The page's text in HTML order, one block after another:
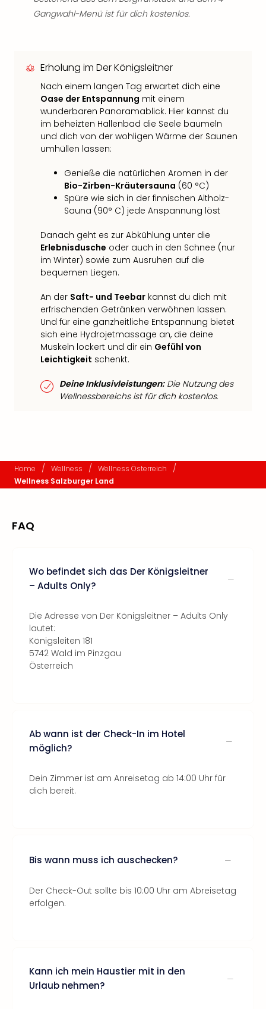
Gangwahl-Menü ist für dich kostenlos.
Erholung im Der Königsleitner
Nach einem langen Tag erwartet dich eine
Oase der Entspannung mit einem
wunderbaren Panoramablick. Hier kannst du
im beheizten Hallenbad die Seele baumeln
und dich von der wohligen Wärme der Saunen
umhüllen lassen:
Genieße die natürlichen Aromen in der
Bio-Zirben-Kräutersauna (60 °C)
Spüre wie sich in der finnischen Altholz-
Sauna (90° C) jede Anspannung löst
Danach geht es zur Abkühlung unter die
Erlebnisdusche oder auch in den Schnee (nur
im Winter) sowie zum Ausruhen auf die
bequemen Liegen.
An der Saft- und Teebar kannst du dich mit
erfrischenden Getränken verwöhnen lassen.
Und für eine ganzheitliche Entspannung bietet
sich eine Hydrojetmassage an, die deine
Muskeln lockert und dir ein Gefühl von
Leichtigkeit schenkt.
Deine Inklusivleistungen:Die Nutzung des
Wellnessbereichs ist für dich kostenlos.
Home / Wellness / Wellness Österreich /
Wellness Salzburger Land
FAQ
Wo befindet sich das Der Königsleitner
– Adults Only?
Die Adresse von Der Königsleitner – Adults Only
lautet:
Königsleiten 181
5742 Wald im Pinzgau
Österreich
Ab wann ist der Check-In im Hotel
möglich?
Dein Zimmer ist am Anreisetag ab 14:00 Uhr für
dich bereit.
Bis wann muss ich auschecken?
Der Check-Out sollte bis 10:00 Uhr am Abreisetag
erfolgen.
Kann ich mein Haustier mit in den
Urlaub nehmen?